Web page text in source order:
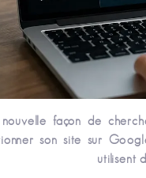
façon de
son site sur
utilisent